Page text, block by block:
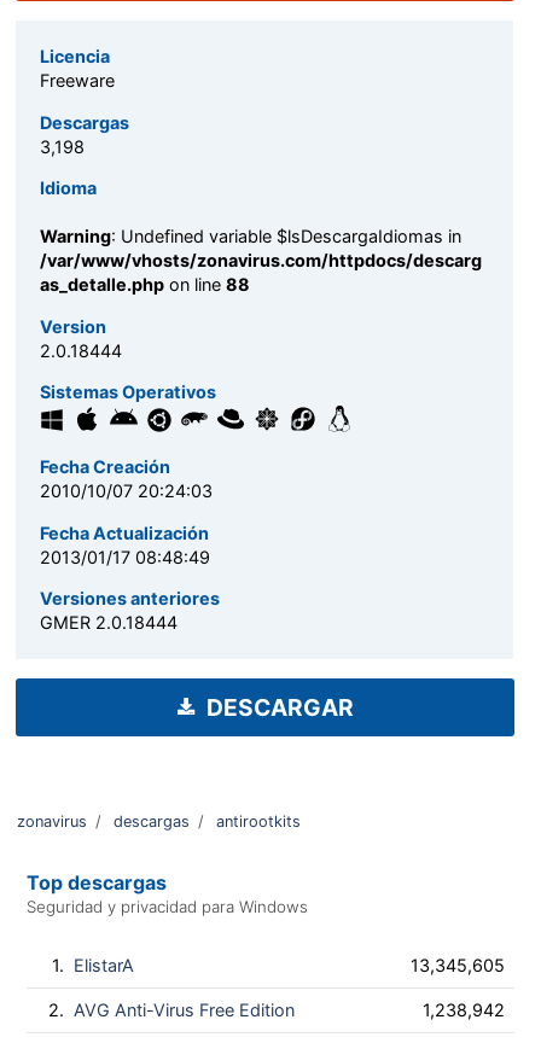
Licencia
Freeware
Descargas
3,198
Idioma
Warning: Undefined variable $lsDescargaIdiomas in
/var/www/vhosts/zonavirus.com/httpdocs/descarg
as_detalle.php on line88
Version
2.0.18444
Sistemas Operativos
Fecha Creación
2010/10/07 20:24:03
Fecha Actualización
2013/01/17 08:48:49
Versiones anteriores
GMER 2.0.18444
DESCARGAR
zonavirus / descargas / antirootkits
Top descargas
Seguridad y privacidad para Windows
1. ElistarA 13,345,605
2. AVG Anti-Virus Free Edition 1,238,942